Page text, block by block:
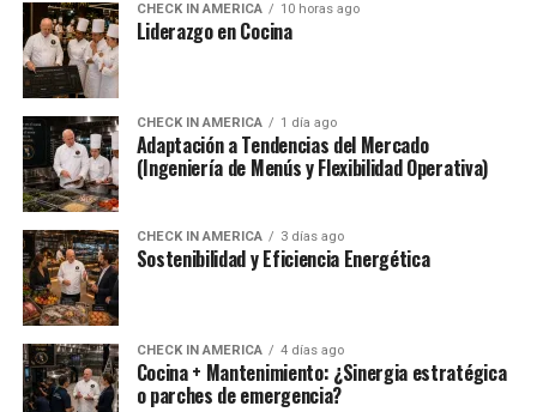
CHECK IN AMERICA 10 horas ago
Liderazgo en Cocina
CHECK IN AMERICA 1 día ago
Adaptación a Tendencias del Mercado
(Ingeniería de Menús y Flexibilidad Operativa)
CHECK IN AMERICA 3 días ago
Sostenibilidad y Eficiencia Energética
CHECK IN AMERICA 4 días ago
Cocina + Mantenimiento: ¿Sinergia estratégica
o parches de emergencia?